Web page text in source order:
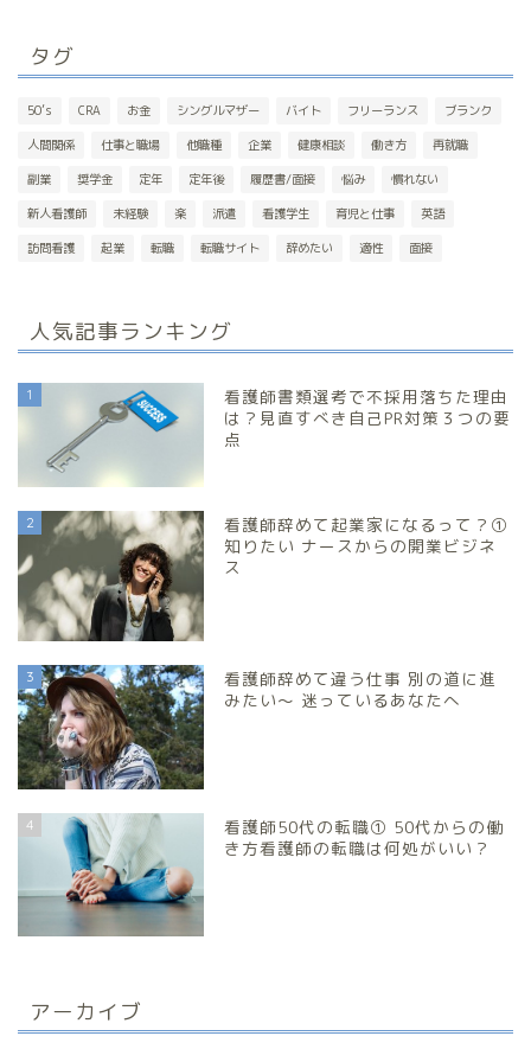
タグ
50’s CRA お金 シングルマザー バイト フリーランス ブランク
人間関係 仕事と職場 他職種 企業 健康相談 働き方 再就職
副業 奨学金 定年 定年後 履歴書/面接 悩み 慣れない
新人看護師 未経験 楽 派遣 看護学生 育児と仕事 英語
訪問看護 起業 転職 転職サイト 辞めたい 適性 面接
人気記事ランキング
1
看護師書類選考で不採用落ちた理由
は？見直すべき自己PR対策３つの要
点
2
看護師辞めて起業家になるって？①
知りたい ナースからの開業ビジネ
ス
3
看護師辞めて違う仕事 別の道に進
みたい～ 迷っているあなたへ
4
看護師50代の転職① 50代からの働
き方看護師の転職は何処がいい？
アーカイブ